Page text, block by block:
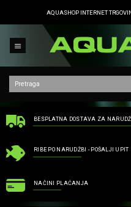
AQUASHOP INTERNET
BESPLATNA DOSTAVA ZA
RIBE PO NARUDŽBI - POŠALJI UPIT
NAČINI PLAĆANJA